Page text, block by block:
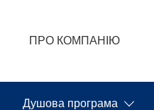
ПРО КОМПАНІЮ
Душова програма